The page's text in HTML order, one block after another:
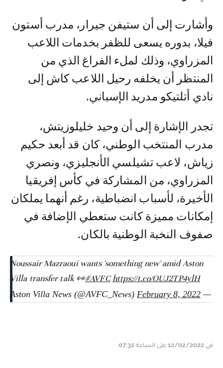
وأشارت إلى أن ستيفن جيرار، مدرب أستون
فيلا، بدوره يسعى للظفر بخدمات اللاعب
المزراوي، وذلك لملء الفراغ الذي من
المنتظر أن يخلفه رحيل اللاعب كاش إلى
نادي أتلتيكو مدريد الإسباني.
تجدر الإشارة إلى أن وحيد خليلوزيتش،
مدرب المنتخب الوطني، كان قد أبعد حكيم
زياش، لاعب تشيلسي الأنجليزي، ونصري
المزراوي، من المشاركة في كأس إفريقيا
الأخيرة، لأسباب انضباطية، رغم أنهما يملكان
إمكانات مميزة كانت ستعطي الإضافة في
صفوف النخبة الوطنية بالكان.
Noussair Mazraoui wants 'something new' amid Aston
Villa transfer talk 👀#AVFC https://t.co/OUJ2TP4ylH
— Aston Villa News (@AVFC_News)
February 8, 2022
في 12/02/2022 على الساعة 07:32